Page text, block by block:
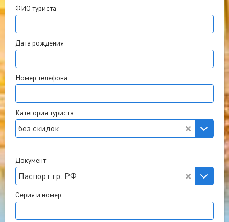
ФИО туриста
Дата рождения
Номер телефона
Категория туриста
без скидок
Документ
Паспорт гр. РФ
Серия и номер